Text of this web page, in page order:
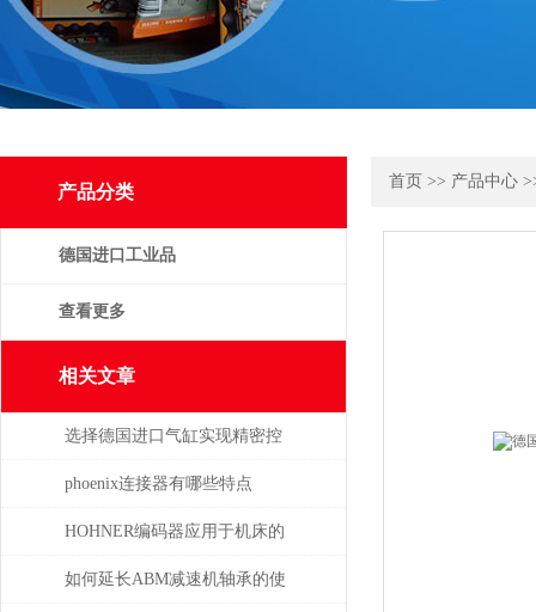
产品分类
德国进口工业品
查看更多
相关文章
选择德国进口气缸实现精密控
制和动力传输
phoenix连接器有哪些特点
HOHNER编码器应用于机床的
位移测量和主轴控制
如何延长ABM减速机轴承的使
首页 >> 产品中心